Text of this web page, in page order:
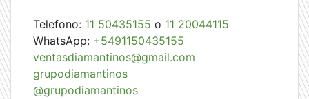
Telefono: 11 50435155 o 11 20044115
WhatsApp: +5491150435155
ventasdiamantinos@gmail.com
grupodiamantinos
@grupodiamantinos